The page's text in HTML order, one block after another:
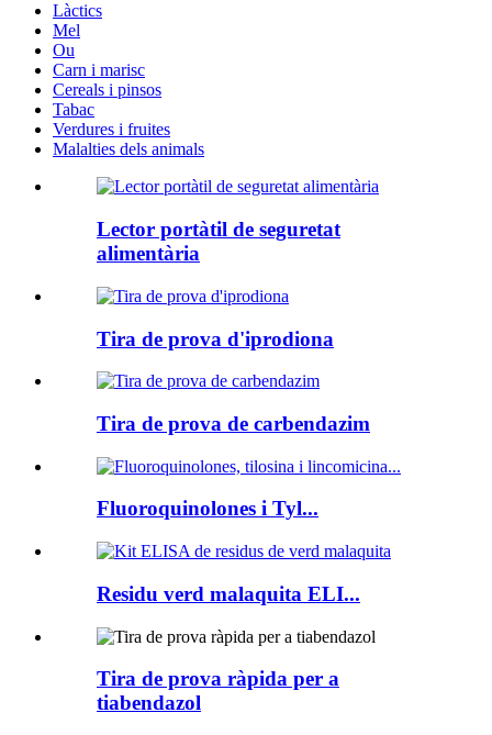
Làctics
Mel
Ou
Carn i marisc
Cereals i pinsos
Tabac
Verdures i fruites
Malalties dels animals
Lector portàtil de seguretat
alimentària
Tira de prova d'iprodiona
Tira de prova de carbendazim
Fluoroquinolones i Tyl...
Residu verd malaquita ELI...
Tira de prova ràpida per a
tiabendazol